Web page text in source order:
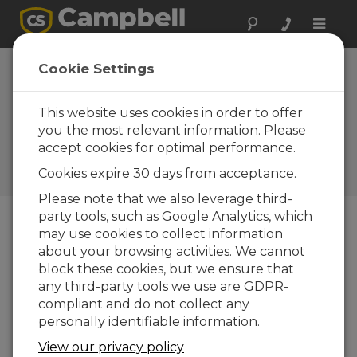
Toggle
Nouveaux modules
analogiques 24
bits CDM-A108 et
CDM-A116
Campbell Update 4ième
trimestre 2015
Campbell Update 4ième trimestre 2015
Les nouveaux modules d'entrée analogiques
CDM-A108 et CDM-A116 permettent d'ajouter
facilement de nouvelles voies de mesure
Cookie Settings
This website uses cookies in order to offer
you the most relevant information. Please
accept cookies for optimal performance.
Cookies expire 30 days from acceptance.
Please note that we also leverage third-
party tools, such as Google Analytics, which
may use cookies to collect information
about your browsing activities. We cannot
block these cookies, but we ensure that
any third-party tools we use are GDPR-
compliant and do not collect any
personally identifiable information.
View our privacy policy